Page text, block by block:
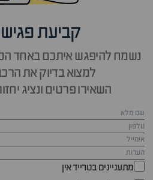
קביעת
נשמח להיפגש איתכם באחד
למצוא בדיוק את
השאירו פרטים ונציג
מתעניינים בטרייד אין